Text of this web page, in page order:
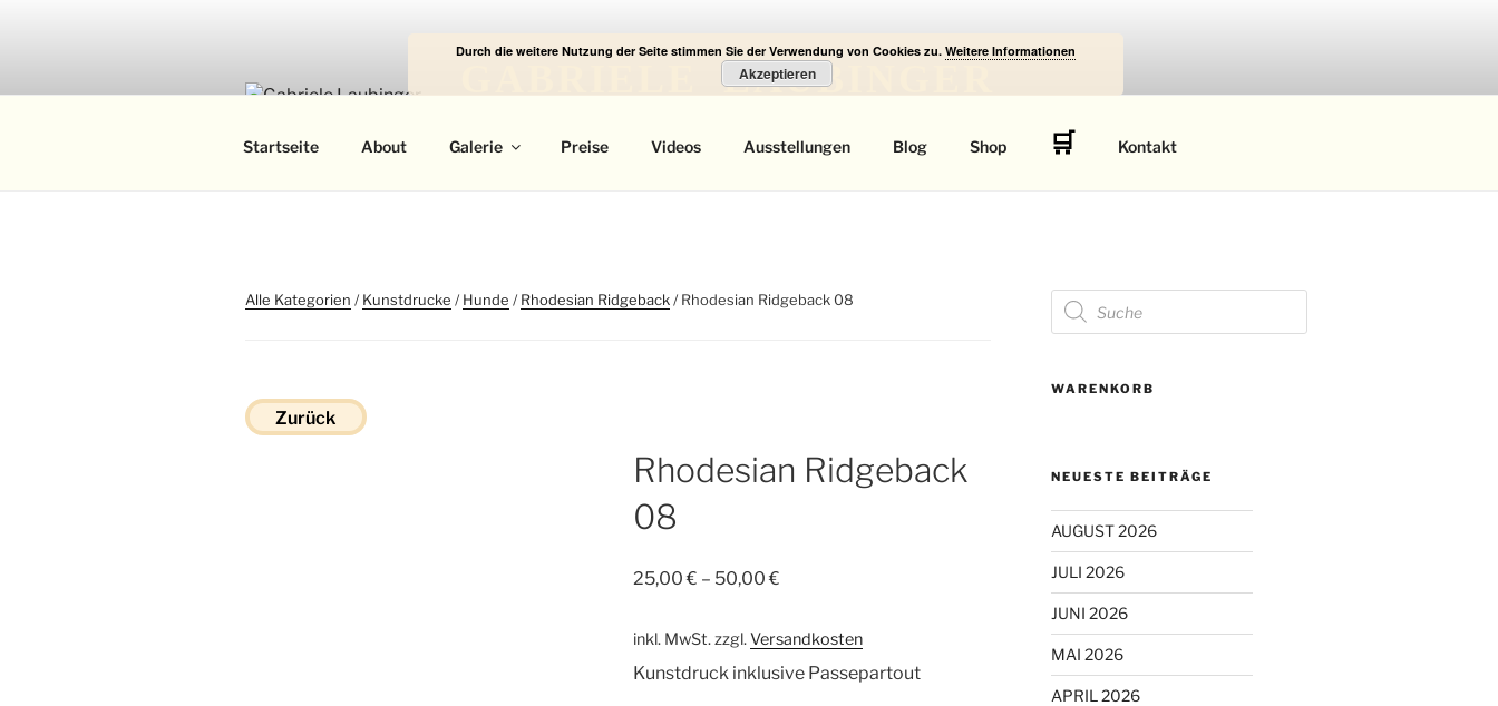
GABRIELE LAUBINGER
Startseite About Galerie Preise Videos Ausstellungen Blog Shop 🛒 Kontakt
Alle Kategorien /Kunstdrucke /Hunde /Rhodesian Ridgeback/ Rhodesian Ridgeback 08
Zurück
Rhodesian Ridgeback
08
25,00€ – 50,00€
inkl. MwSt.zzgl.Versandkosten
Kunstdruck inklusive Passepartout
Products
search
WARENKORB
NEUESTE BEITRÄGE
AUGUST 2026
JULI 2026
JUNI 2026
MAI 2026
APRIL 2026
Durch die weitere Nutzung der Seite stimmen Sie der Verwendung von Cookies zu. Weitere Informationen
Akzeptieren